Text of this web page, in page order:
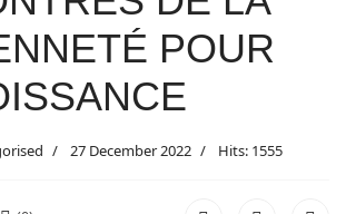
POUR
27 December 2022 Hits: 1555